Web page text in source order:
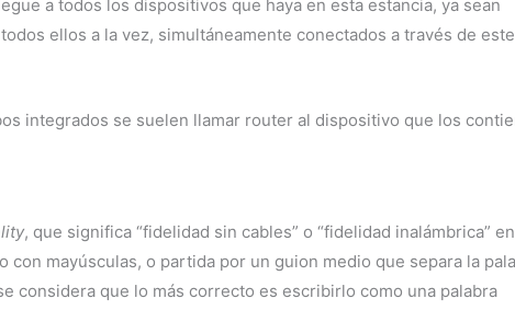
a todos los dispositivos que haya en esta estancia, ya sean
ellos a la vez, simultáneamente conectados a través de este
integrados se suelen llamar router al dispositivo que los
, que significa “fidelidad sin cables” o “fidelidad inalámbrica” en
mayúsculas, o partida por un guion medio que separa la
considera que lo más correcto es escribirlo como una palabra